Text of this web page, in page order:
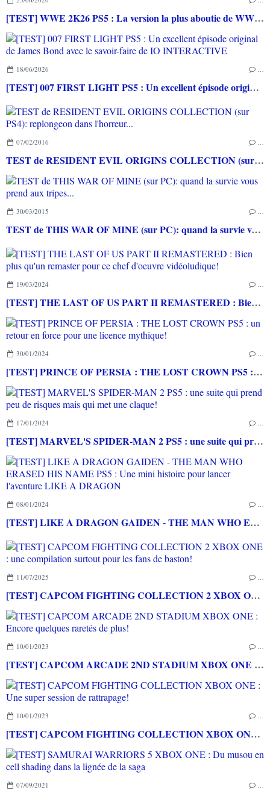
[TEST] WWE 2K26 PS5 : La version la plus aboutie de WWE 2K depuis la pause
18/06/2026 …
[TEST] 007 FIRST LIGHT PS5 : Un excellent épisode original de James Bond avec le savoir-faire de IO INTERACTIVE
07/02/2016 …
TEST de RESIDENT EVIL ORIGINS COLLECTION (sur PS4): replongeon dans l'horreur...
30/03/2015 …
TEST de THIS WAR OF MINE (sur PC): quand la survie vous prend aux tripes...
19/03/2024 …
[TEST] THE LAST OF US PART II REMASTERED : Bien plus qu'un remaster pour ce chef d'oeuvre vidéoludique!
30/01/2024 …
[TEST] PRINCE OF PERSIA : THE LOST CROWN PS5 : un retour en force pour une licence mythique!
17/01/2024 …
[TEST] MARVEL'S SPIDER-MAN 2 PS5 : une suite qui prend peu de risques mais qui met une claque!
08/01/2024 …
[TEST] LIKE A DRAGON GAIDEN - THE MAN WHO ERASED HIS NAME PS5 : Une mini histoire pour lancer l'aventure LIKE A DRAGON
11/07/2025 …
[TEST] CAPCOM FIGHTING COLLECTION 2 XBOX ONE : une compilation surtout pour les fans de baston!
10/01/2023 …
[TEST] CAPCOM ARCADE 2ND STADIUM XBOX ONE : Encore quelques raretés de plus!
10/01/2023 …
[TEST] CAPCOM FIGHTING COLLECTION XBOX ONE : Une super session de rattrapage!
07/09/2021 …